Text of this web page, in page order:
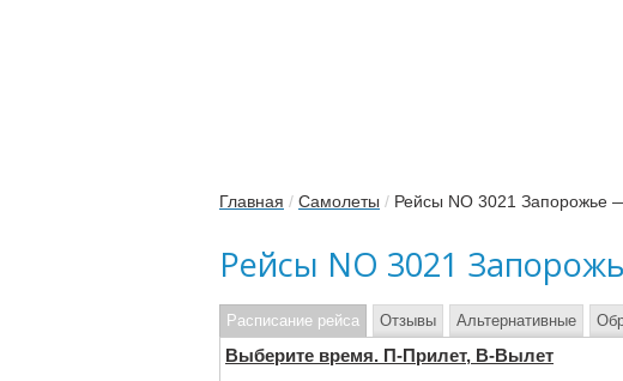
Главная / Самолеты / Рейсы NO 3021 Запорожье
Рейсы NO 3021
Расписание рейса
Выберите время. П-Прилет, В-Вылет
Отзывы Альтернативные